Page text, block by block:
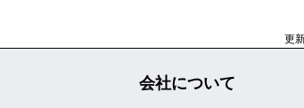
更
会社について